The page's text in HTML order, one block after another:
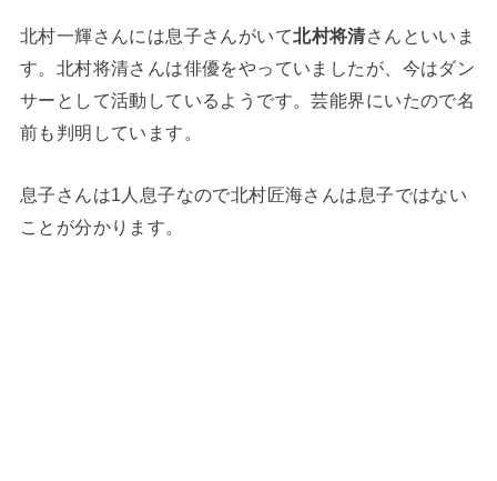
北村一輝さんには息子さんがいて北村将清さんといいま
す。北村将清さんは俳優をやっていましたが、今はダン
サーとして活動しているようです。芸能界にいたので名
前も判明しています。
息子さんは1人息子なので北村匠海さんは息子ではない
ことが分かります。